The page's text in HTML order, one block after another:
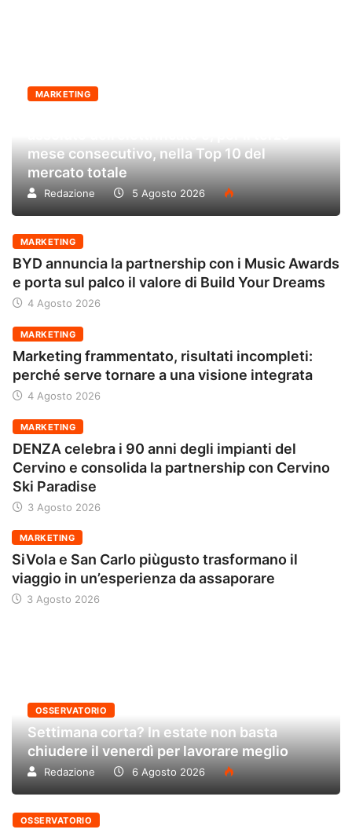
MARKETING
mese consecutivo, nella Top 10 del
mercato totale
Redazione 5 Agosto 2026
MARKETING
BYD annuncia la partnership con i Music Awards
e porta sul palco il valore di Build Your Dreams
4 Agosto 2026
MARKETING
Marketing frammentato, risultati incompleti:
perché serve tornare a una visione integrata
4 Agosto 2026
MARKETING
DENZA celebra i 90 anni degli impianti del
Cervino e consolida la partnership con Cervino
Ski Paradise
3 Agosto 2026
MARKETING
SiVola e San Carlo piùgusto trasformano il
viaggio in un’esperienza da assaporare
3 Agosto 2026
OSSERVATORIO
Settimana corta? In estate non basta
chiudere il venerdì per lavorare meglio
Redazione 6 Agosto 2026
OSSERVATORIO